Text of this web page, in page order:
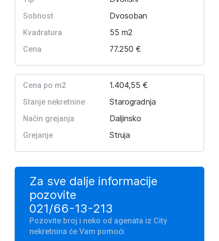
Sobnost Dvosoban
Kvadratura 55 m2
Cena 77.250 €
Cena po m2 1.404,55 €
Stanje nekretnine Starogradnja
Način grejanja Daljinsko
Grejanje Struja
Za sve dalje informacije
pozovite
021/66-13-213
Pozovite broj i neko od agenata iz City
nekretnina će Vam pomoći